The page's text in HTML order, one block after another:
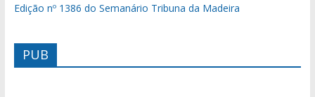
Edição nº 1386 do Semanário Tribuna da Madeira
PUB